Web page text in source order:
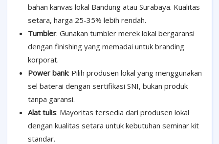
bahan kanvas lokal Bandung atau Surabaya. Kualitas
setara, harga 25-35% lebih rendah.
Tumbler: Gunakan tumbler merek lokal bergaransi
dengan finishing yang memadai untuk branding
korporat.
Power bank: Pilih produsen lokal yang menggunakan
sel baterai dengan sertifikasi SNI, bukan produk
tanpa garansi.
Alat tulis: Mayoritas tersedia dari produsen lokal
dengan kualitas setara untuk kebutuhan seminar kit
standar.